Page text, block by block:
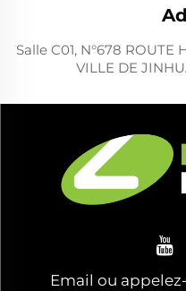
Salle C01, N°678 ROUTE
VILLE DE
Email ou